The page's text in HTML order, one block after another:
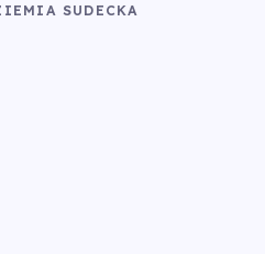
SUDECKA